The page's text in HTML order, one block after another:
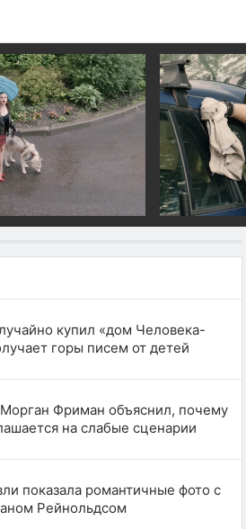
купил «дом Человека-
горы писем от детей
Фриман объяснил, почему
на слабые сценарии
показала романтичные фото с
Рейнольдсом